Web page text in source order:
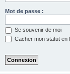
Mot de passe :
Se souvenir de moi
Cacher mon statut en